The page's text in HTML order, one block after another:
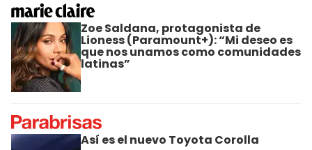
Zoe Saldana, protagonista de
Lioness (Paramount+): “Mi deseo es
que nos unamos como comunidades
latinas”
Así es el nuevo Toyota Corolla